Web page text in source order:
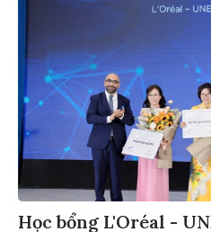
Học bổng L'Oréal -